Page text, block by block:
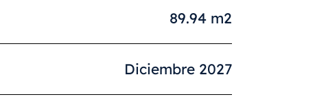
89.94 m2
Diciembre 2027